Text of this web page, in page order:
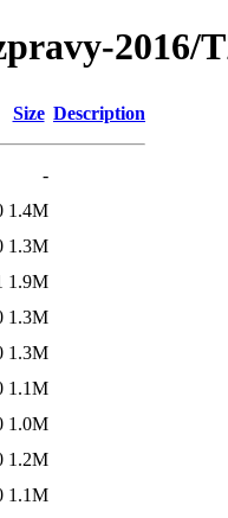
2016/
Size Description
-
1.4M
1.3M
1.9M
1.3M
1.3M
1.1M
1.0M
1.2M
1.1M